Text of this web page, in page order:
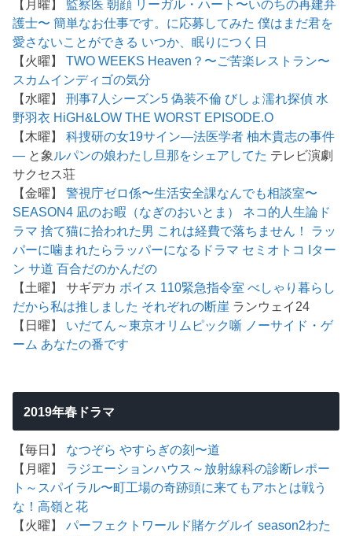
【月曜】 監察医 朝顔 リーガル・ハート〜いのちの再建弁
護士〜 簡単なお仕事です。に応募してみた 僕はまだ君を
愛さないことができる いつか、眠りにつく日
【火曜】TWO WEEKS Heaven？〜ご苦楽レストラン〜
スカムインディゴの気分
【水曜】刑事7人シーズン5 偽装不倫 びしょ濡れ探偵 水
野羽衣 HiGH&LOW THE WORST EPISODE.O
【木曜】科捜研の女19サイン―法医学者 柚木貴志の事件
― と象 ルパンの娘わたし旦那をシェアしてた テレビ演劇
サクセス荘
【金曜】警視庁ゼロ係〜生活安全課なんでも相談室〜
SEASON4 凪のお暇（なぎのおいとま）
ネコ的人生論ド
ラマ 捨て猫に拾われた男 これは経費で落ちません！
ラッ
パーに噛まれたらラッパーになるドラマ セミオトコ Iター
ン サ道 百合だのかんだの
【土曜】 サギデカ ボイス 110緊急指令室 べしゃり暮らし
だから私は推しました それぞれの断崖 ランウェイ24
【日曜】 いだてん～東京オリムピック噺 ノーサイド・ゲ
ーム あなたの番です
2019年春ドラマ
【毎日】 なつぞら やすらぎの刻〜道
【月曜】 ラジエーションハウス～放射線科の診断レポー
ト～ スパイラル〜町工場の奇跡頭に来てもアホとは戦う
な！高嶺と花
【火曜】パーフェクトワールド賭ケグルイ season2わた